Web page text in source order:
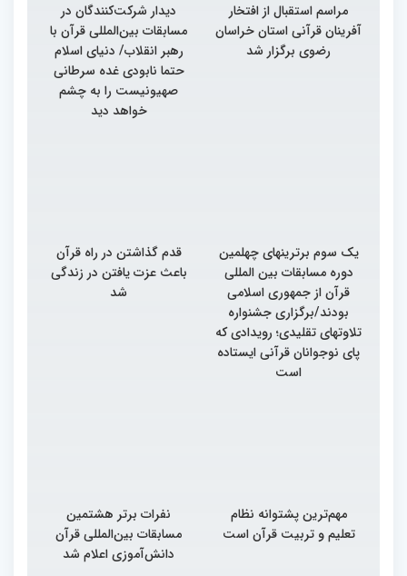
مراسم استقبال از افتخار
آفرینان قرآنی استان خراسان
رضوی برگزار شد
دیدار شرکت‌کنندگان در
مسابقات بین‌المللی قرآن با
رهبر انقلاب/ دنیای اسلام
حتما نابودی غده سرطانی
صهیونیست را به چشم
خواهد دید
یک سوم برترینهای چهلمین
دوره مسابقات بین المللی
قرآن از جمهوری اسلامی
بودند/برگزاری جشنواره
تلاوتهای تقلیدی؛ رویدادی که
پای نوجوانان قرآنی ایستاده
است
قدم گذاشتن در راه قرآن
باعث عزت یافتن در زندگی
شد
مهم‌ترین پشتوانه نظام
تعلیم و تربیت قرآن است
نفرات برتر هشتمین
مسابقات بین‌المللی قرآن
دانش‌آموزی اعلام شد